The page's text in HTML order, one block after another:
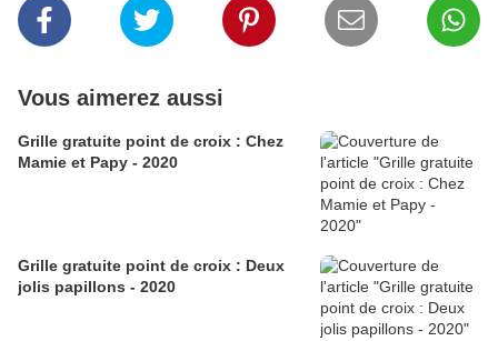
Vous aimerez aussi
Grille gratuite point de croix : Chez
Mamie et Papy - 2020
Grille gratuite point de croix : Deux
jolis papillons - 2020